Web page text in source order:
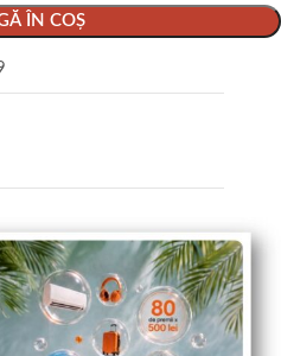
ÎN COȘ